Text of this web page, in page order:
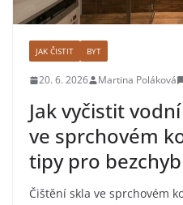
JAK ČISTIT BYT
20. 6. 2026 Martina Poláková
Jak vyčistit
ve sprchovém
tipy pro
Čištění skla ve sprchovém